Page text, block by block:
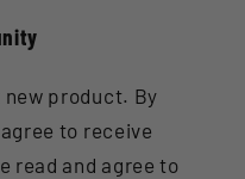
product. By
to receive
read and agree to